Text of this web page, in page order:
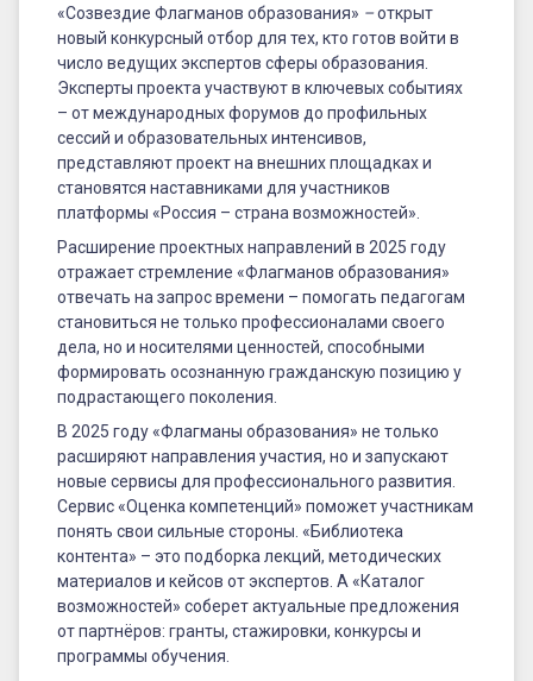
«Созвездие Флагманов образования» –открыт
новый конкурсный отбор для тех, кто готов войти в
число ведущих экспертов сферы образования.
Эксперты проекта участвуют в ключевых событиях
– от международных форумов до профильных
сессий и образовательных интенсивов,
представляют проект на внешних площадках и
становятся наставниками для участников
платформы «Россия – страна возможностей».
Расширение проектных направлений в 2025 году
отражает стремление «Флагманов образования»
отвечать на запрос времени – помогать педагогам
становиться не только профессионалами своего
дела, но и носителями ценностей, способными
формировать осознанную гражданскую позицию у
подрастающего поколения.
В 2025 году «Флагманы образования» не только
расширяют направления участия, но и запускают
новые сервисы для профессионального развития.
Сервис «Оценка компетенций» поможет участникам
понять свои сильные стороны. «Библиотека
контента» – это подборка лекций, методических
материалов и кейсов от экспертов. А «Каталог
возможностей» соберет актуальные предложения
от партнёров: гранты, стажировки, конкурсы и
программы обучения.